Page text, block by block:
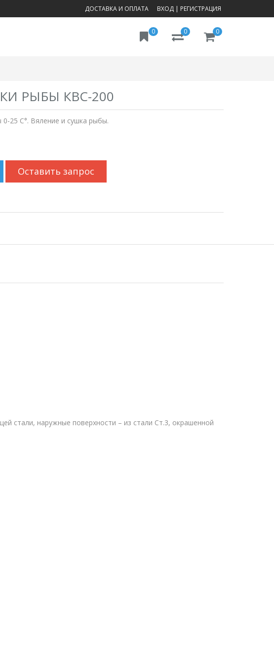
ДОСТАВКА И ОПЛАТА ВХОД | РЕГИСТРАЦИЯ
0
0
0
РЫБЫ КВС-200
0-25 C°. Вяление и сушка рыбы.
Оставить запрос
стали, наружные поверхности – из стали Ст.3, окрашенной